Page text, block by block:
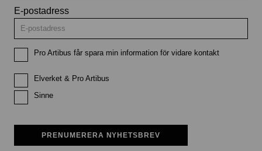
E-postadress
Pro Artibus får spara min information för vidare kontakt
Elverket & Pro Artibus
Sinne
PRENUMERERA NYHETSBREV